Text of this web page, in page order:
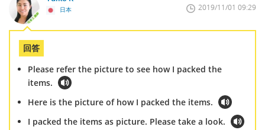
日本 2019/11/01 09:29
回答
Please refer the picture to see how I packed the
items.
Here is the picture of how I packed the items.
I packed the items as picture. Please take a look.